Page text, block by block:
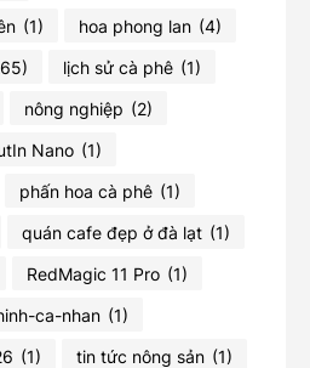
(1) hoa phong lan (4)
lịch sử cà phê (1)
nông nghiệp (2)
Nano (1)
phấn hoa cà phê (1)
quán cafe đẹp ở đà lạt (1)
RedMagic 11 Pro (1)
ca-nhan (1)
(1) tin tức nông sản (1)